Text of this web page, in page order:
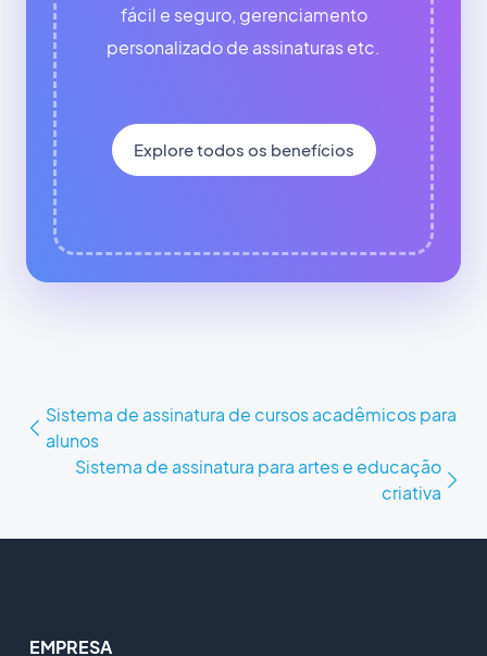
fácil e seguro, gerenciamento
personalizado de assinaturas etc.
Explore todos os benefícios
Sistema de assinatura de cursos acadêmicos para
alunos
Sistema de assinatura para artes e educação
criativa
EMPRESA